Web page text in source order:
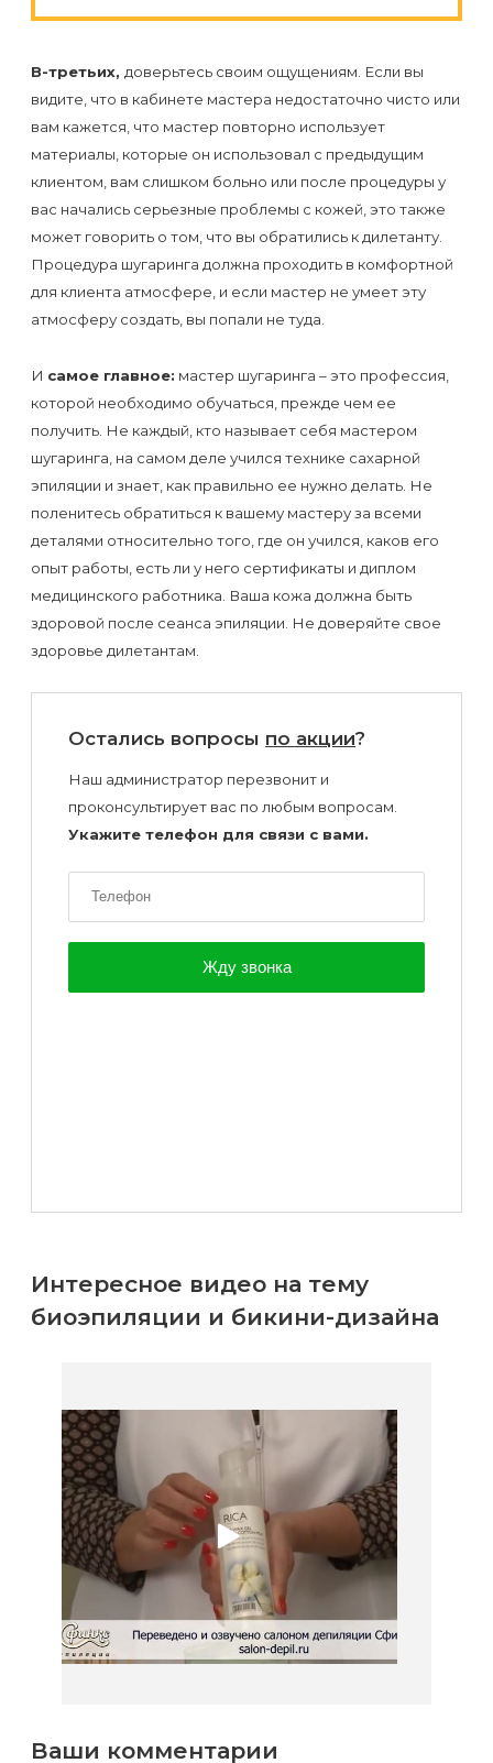
В-третьих,доверьтесь своим ощущениям. Если вы
видите, что в кабинете мастера недостаточно чисто или
вам кажется, что мастер повторно использует
материалы, которые он использовал с предыдущим
клиентом, вам слишком больно или после процедуры у
вас начались серьезные проблемы с кожей, это также
может говорить о том, что вы обратились к дилетанту.
Процедура шугаринга должна проходить в комфортной
для клиента атмосфере, и если мастер не умеет эту
атмосферу создать, вы попали не туда.
И самое главное: мастер шугаринга – это профессия,
которой необходимо обучаться, прежде чем ее
получить. Не каждый, кто называет себя мастером
шугаринга, на самом деле учился технике сахарной
эпиляции и знает, как правильно ее нужно делать. Не
поленитесь обратиться к вашему мастеру за всеми
деталями относительно того, где он учился, каков его
опыт работы, есть ли у него сертификаты и диплом
медицинского работника. Ваша кожа должна быть
здоровой после сеанса эпиляции. Не доверяйте свое
здоровье дилетантам.
Остались вопросы по акции?
Наш администратор перезвонит и
проконсультирует вас по любым вопросам.
Укажите телефон для связи с вами.
Интересное видео на тему
биоэпиляции и бикини-дизайна
Ваши комментарии